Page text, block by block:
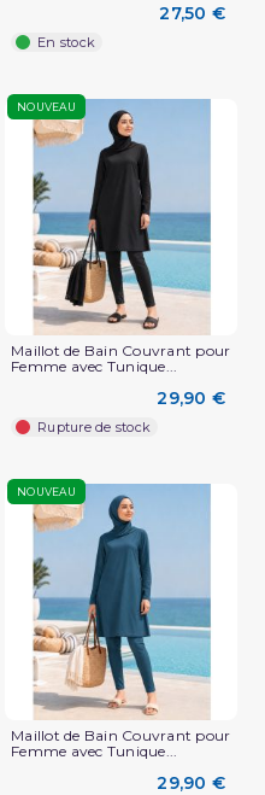
27,50 €
En stock
NOUVEAU
Maillot de Bain Couvrant pour
Femme avec Tunique...
29,90 €
Rupture de stock
NOUVEAU
Maillot de Bain Couvrant pour
Femme avec Tunique...
29,90 €